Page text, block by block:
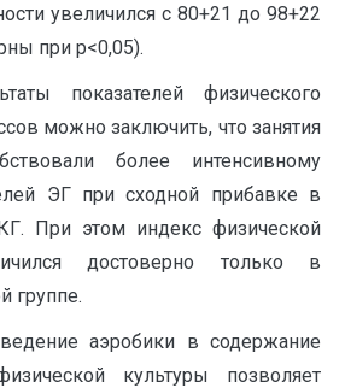
увеличился с 80+21 до 98+22
при p<0,05).
показателей физического
можно заключить, что занятия
более интенсивному
ЭГ при сходной прибавке в
При этом индекс физической
достоверно только в
группе.
аэробики в содержание
культуры позволяет